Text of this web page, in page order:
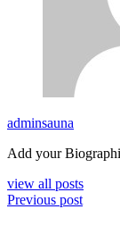
adminsauna
Add your
view all posts
Previous post